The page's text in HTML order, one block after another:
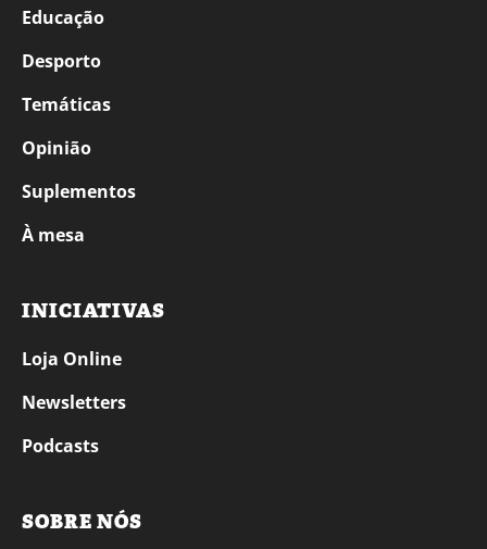
Educação
Desporto
Temáticas
Opinião
Suplementos
À mesa
INICIATIVAS
Loja Online
Newsletters
Podcasts
SOBRE NÓS